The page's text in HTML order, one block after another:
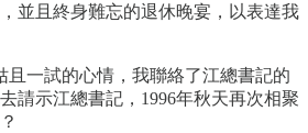
並且終身難忘的退休晚宴，以表達我
且一試的心情，我聯絡了江總書記的
請示江總書記，1996年秋天再次相聚